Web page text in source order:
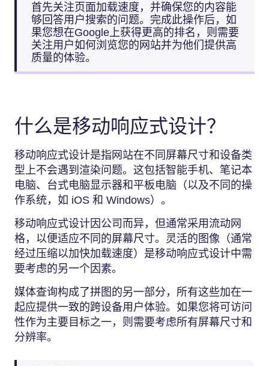
首先关注页面加载速度，并确保您的内容能
够回答用户搜索的问题。完成此操作后，如
果您想在Google上获得更高的排名，则需要
关注用户如何浏览您的网站并为他们提供高
质量的体验。
什么是移动响应式设计？
移动响应式设计是指网站在不同屏幕尺寸和设备类
型上不会遇到渲染问题。这包括智能手机、笔记本
电脑、台式电脑显示器和平板电脑（以及不同的操
作系统，如 iOS 和 Windows）。
移动响应式设计因公司而异，但通常采用流动网
格，以便适应不同的屏幕尺寸。灵活的图像（通常
经过压缩以加快加载速度）是移动响应式设计中需
要考虑的另一个因素。
媒体查询构成了拼图的另一部分，所有这些加在一
起应提供一致的跨设备用户体验。如果您将可访问
性作为主要目标之一，则需要考虑所有屏幕尺寸和
分辨率。